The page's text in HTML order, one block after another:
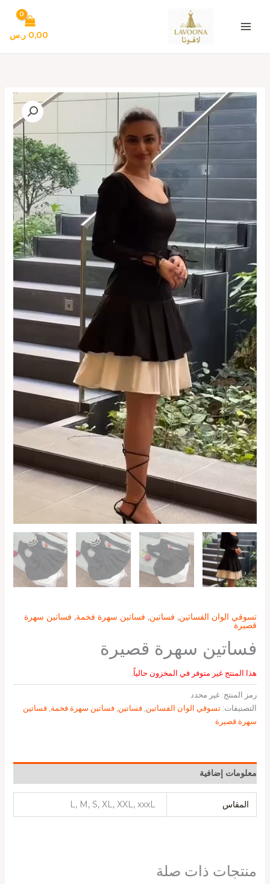
المحتوى
0,00 ر.س
تسوقي الوان الفساتين, فساتين, فساتين سهرة فخمة, فساتين سهرة
قصيرة
فساتين سهرة قصيرة
هذا المنتج غير متوفر في المخزون حالياً.
رمز المنتج: غير محدد
التصنيفات: تسوقي الوان الفساتين فساتين فساتين سهرة فخمة فساتين
سهرة قصيرة
معلومات إضافية
المقاس L, M, S, XL, XXL, xxxL
منتجات ذات صلة